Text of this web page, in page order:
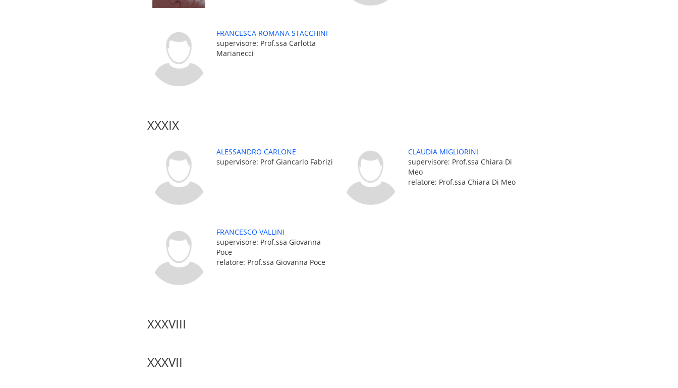
FRANCESCA ROMANA STACCHINI
supervisore: Prof.ssa Carlotta
Marianecci
XXXIX
ALESSANDRO CARLONE
supervisore: Prof Giancarlo Fabrizi
CLAUDIA MIGLIORINI
supervisore: Prof.ssa Chiara Di
Meo
relatore: Prof.ssa Chiara Di Meo
FRANCESCO VALLINI
supervisore: Prof.ssa Giovanna
Poce
relatore: Prof.ssa Giovanna Poce
XXXVIII
XXXVII